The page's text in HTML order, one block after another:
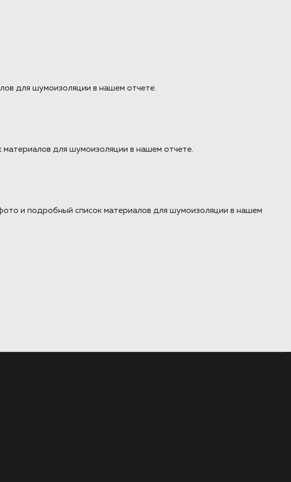
для шумоизоляции в нашем отчете.
для шумоизоляции в нашем отчете.
и подробный список материалов для шумоизоляции в нашем